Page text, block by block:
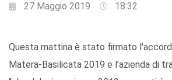
27 Maggio 2019 18:32
Questa mattina è stato firmato
Matera-Basilicata 2019 e l’azienda di